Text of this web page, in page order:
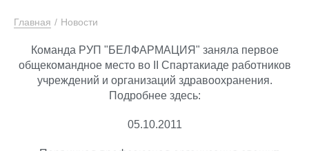
Главная / Новости
Команда РУП "БЕЛФАРМАЦИЯ" заняла первое
общекомандное место во II Спартакиаде работников
учреждений и организаций здравоохранения.
Подробнее здесь:
05.10.2011